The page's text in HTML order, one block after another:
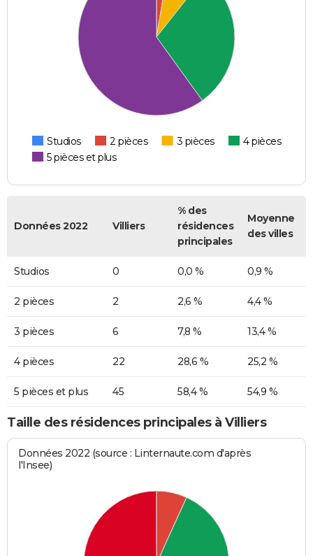
Studios 2 pièces 3 pièces
4 pièces
5 pièces et plus
Données 2022 Villiers
% des
résidences
principales
Moyenne
des villes
Studios 0 0,0 % 0,9 %
2 pièces 2 2,6 % 4,4 %
3 pièces 6 7,8 % 13,4 %
4 pièces 22 28,6 % 25,2 %
5 pièces et plus 45 58,4 % 54,9 %
Taille des résidences principales à Villiers
Données 2022 (source : Linternaute.com d'après
l'Insee)